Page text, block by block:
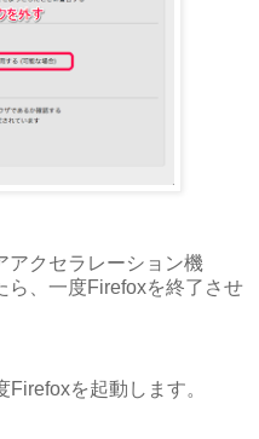
アクセラレーション機
、一度Firefoxを終了させ
を起動します。